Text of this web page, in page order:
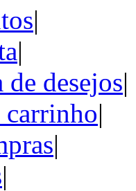
|
|
desejos|
|
|
|